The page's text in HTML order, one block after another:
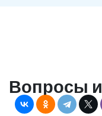
Вопросы и